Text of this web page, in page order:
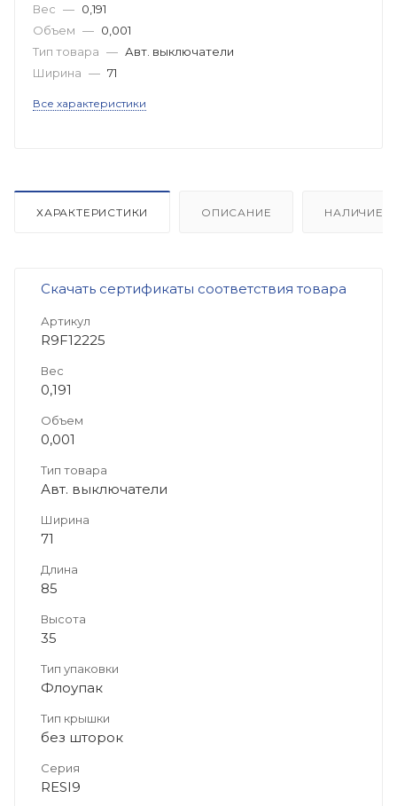
Вес — 0,191
Объем — 0,001
Тип товара — Авт. выключатели
Ширина — 71
Все характеристики
ХАРАКТЕРИСТИКИ ОПИСАНИЕ НАЛИЧИЕ
Скачать сертификаты соответствия товара
Артикул
R9F12225
Вес
0,191
Объем
0,001
Тип товара
Авт. выключатели
Ширина
71
Длина
85
Высота
35
Тип упаковки
Флоупак
Тип крышки
без шторок
Серия
RESI9